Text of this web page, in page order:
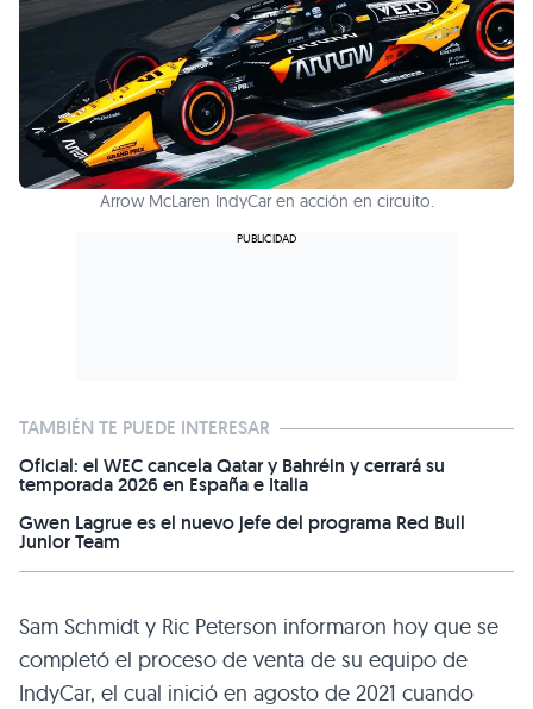
Arrow McLaren IndyCar en acción en circuito.
TAMBIÉN TE PUEDE INTERESAR
Oficial: el WEC cancela Qatar y Bahréin y cerrará su
temporada 2026 en España e Italia
Gwen Lagrue es el nuevo jefe del programa Red Bull
Junior Team
Sam Schmidt y Ric Peterson informaron hoy que se
completó el proceso de venta de su equipo de
IndyCar, el cual inició en agosto de 2021 cuando